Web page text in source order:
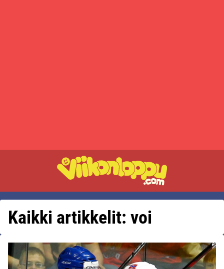
Kaikki artikkelit: voi